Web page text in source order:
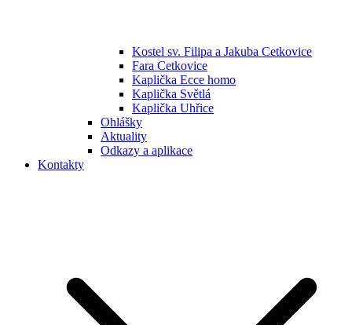
Kostel sv. Filipa a Jakuba Cetkovice
Fara Cetkovice
Kaplička Ecce homo
Kaplička Světlá
Kaplička Uhřice
Ohlášky
Aktuality
Odkazy a aplikace
Kontakty